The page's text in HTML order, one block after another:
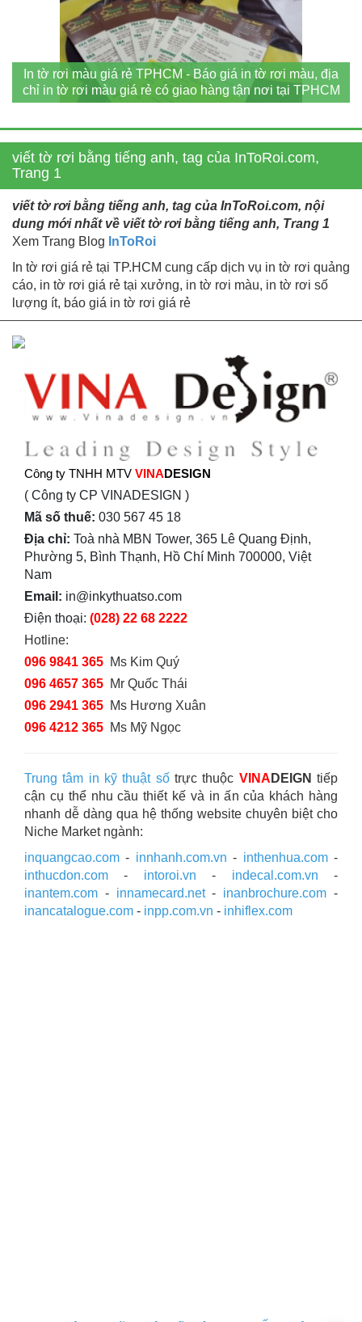
In tờ rơi màu giá rẻ TPHCM - Báo giá in tờ rơi màu, địa
chỉ in tờ rơi màu giá rẻ có giao hàng tận nơi tại TPHCM
viết tờ rơi bằng tiếng anh, tag của InToRoi.com,
Trang 1
viết tờ rơi bằng tiếng anh, tag của InToRoi.com, nội
dung mới nhất về viết tờ rơi bằng tiếng anh, Trang 1
Xem Trang Blog InToRoi
In tờ rơi giá rẻ tại TP.HCM cung cấp dịch vụ in tờ rơi quảng
cáo, in tờ rơi giá rẻ tại xưởng, in tờ rơi màu, in tờ rơi số
lượng ít, báo giá in tờ rơi giá rẻ
Công ty TNHH MTV VINADESIGN
( Công ty CP VINADESIGN )
Mã số thuế: 030 567 45 18
Địa chỉ: Toà nhà MBN Tower, 365 Lê Quang Định,
Phường 5, Bình Thạnh, Hồ Chí Minh 700000, Việt
Nam
Email: in@inkythuatso.com
Điện thoại: (028) 22 68 2222
Hotline:
096 9841 365 Ms Kim Quý
096 4657 365 Mr Quốc Thái
096 2941 365 Ms Hương Xuân
096 4212 365 Ms Mỹ Ngọc
Trung tâm in kỹ thuật sốtrực thuộc VINA DEIGN tiếp
cận cụ thể nhu cầu thiết kế và in ấn của khách hàng
nhanh dễ dàng qua hệ thống website chuyên biệt cho
Niche Market ngành:
inquangcao.com - innhanh.com.vn - inthenhua.com-
inthucdon.com - intoroi.vn - indecal.com.vn -
inantem.com - innamecard.net- inanbrochure.com -
inancatalogue.com - inpp.com.vn - inhiflex.com